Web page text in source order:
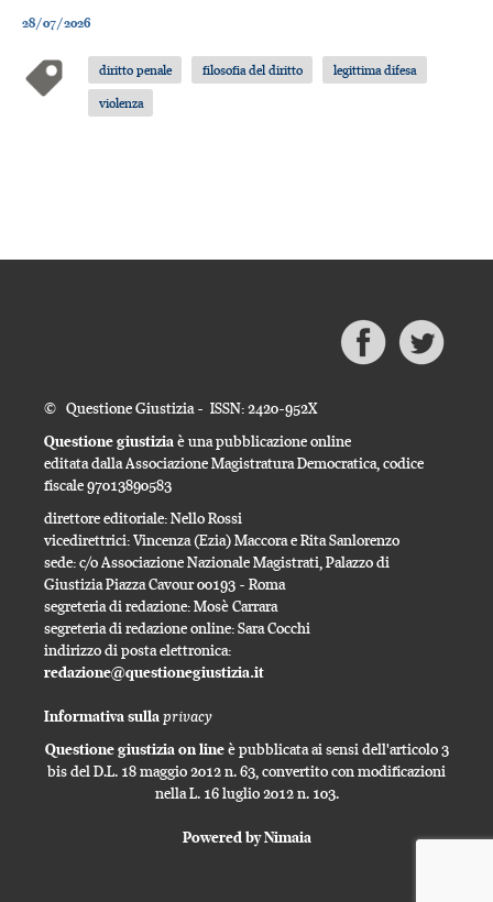
28/07/2026
diritto penale filosofia del diritto
legittima difesa
violenza
© Questione Giustizia - ISSN: 2420-952X
Questione giustiziaè una pubblicazione online
editata dalla Associazione Magistratura Democratica, codice
fiscale 97013890583
direttore editoriale: Nello Rossi
vicedirettrici: Vincenza (Ezia) Maccora e Rita Sanlorenzo
sede: c/o Associazione Nazionale Magistrati, Palazzo di
Giustizia Piazza Cavour 00193 - Roma
segreteria di redazione: Mosè Carrara
segreteria di redazione online: Sara Cocchi
indirizzo di posta elettronica:
redazione@questionegiustizia.it
Informativa sullaprivacy
Questione giustizia on lineè pubblicata ai sensi dell'articolo 3
bis del D.L. 18 maggio 2012 n. 63, convertito con modificazioni
nella L. 16 luglio 2012 n. 103.
Powered by Nimaia